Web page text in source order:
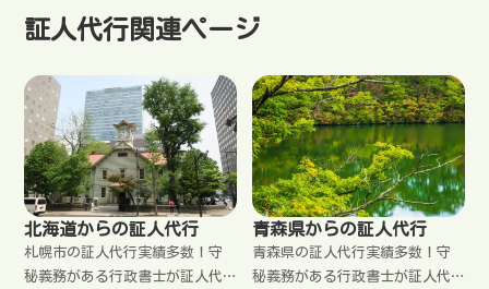
証人代行関連ページ
北海道からの証人代行
札幌市の証人代行実績多数！守
秘義務がある行政書士が証人代
青森県からの証人代行
青森県の証人代行実績多数！守
秘義務がある行政書士が証人代